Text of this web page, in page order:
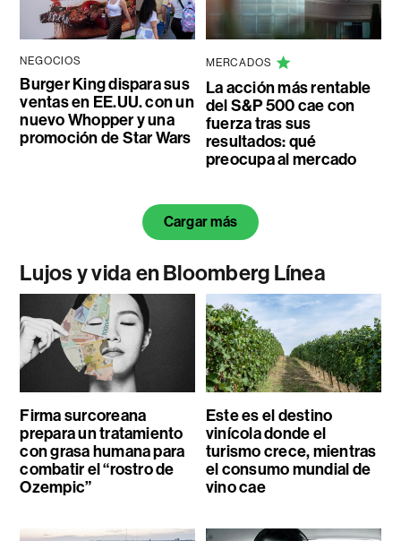
NEGOCIOS
Burger King dispara sus
ventas en EE.UU. con un
nuevo Whopper y una
promoción de Star Wars
MERCADOS
La acción más rentable
del S&P 500 cae con
fuerza tras sus
resultados: qué
preocupa al mercado
Cargar más
Lujos y vida en Bloomberg Línea
Firma surcoreana
prepara un tratamiento
con grasa humana para
combatir el “rostro de
Ozempic”
Este es el destino
vinícola donde el
turismo crece, mientras
el consumo mundial de
vino cae